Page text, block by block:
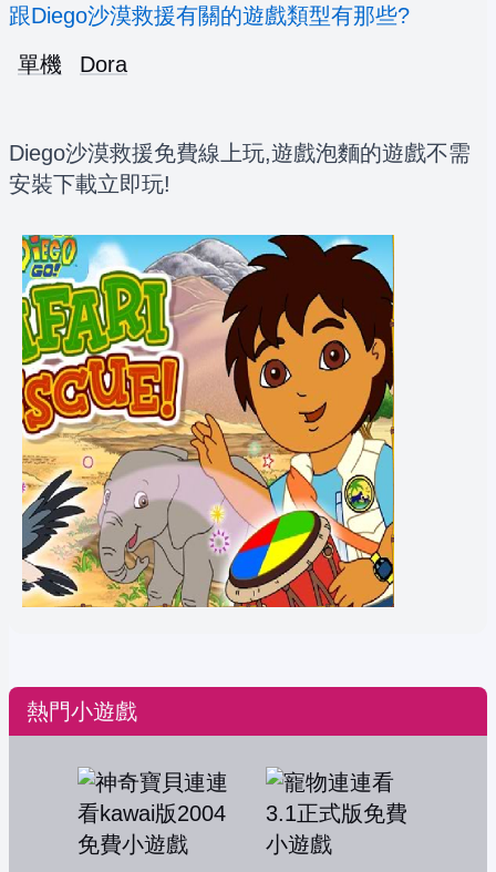
跟Diego沙漠救援有關的遊戲類型有那些?
單機
Dora
Diego沙漠救援免費線上玩,遊戲泡麵的遊戲不需
安裝下載立即玩!
熱門小遊戲